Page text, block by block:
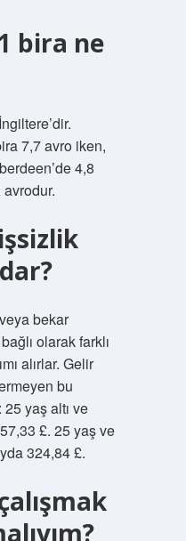
bira ne
7,7 avro iken,
4,8
bekar
olarak farklı
alırlar. Gelir
bu
yaş altı ve
£. 25 yaş ve
324,84 £.